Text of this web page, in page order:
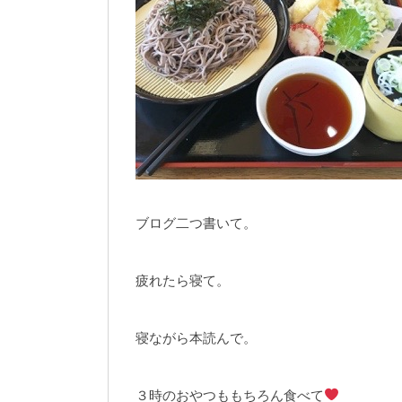
ブログ二つ書いて。
疲れたら寝て。
寝ながら本読んで。
３時のおやつももちろん食べて